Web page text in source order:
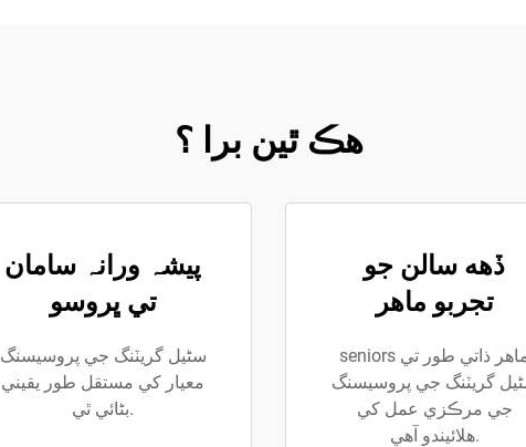
هڪ ٿين برا ؟
پيشہ ورانہ سامان
تي ڀروسو
سٹيل گريٽنگ جي پروسيسنگ
معيار کي مستقل طور يقيني
بڻائي ٿي.
ڏهه سالن جو
تجربو ماھر
seniors ماھر ذاتي طور تي
گريٽنگ جي پروسيسنگ
جي مرڪزي عمل کي
هلائيندو آهي.